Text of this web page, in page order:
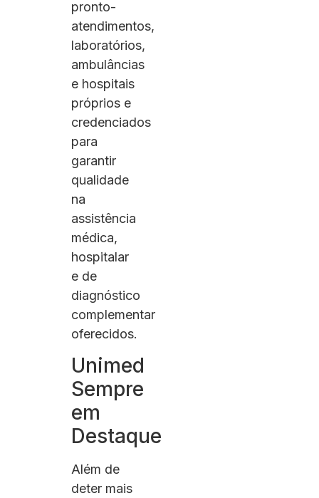
pronto-
atendimentos,
laboratórios,
ambulâncias
e hospitais
próprios e
credenciados
para
garantir
qualidade
na
assistência
médica,
hospitalar
e de
diagnóstico
complementar
oferecidos.
Unimed
Sempre
em
Destaque
Além de
deter mais